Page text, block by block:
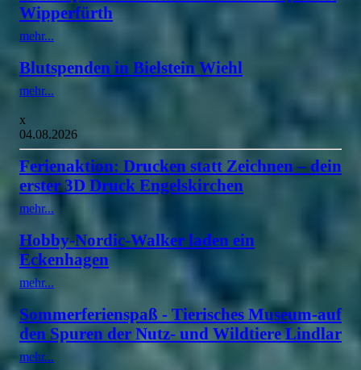
Wipperfürth
mehr...
Blutspenden in Bielstein Wiehl
mehr...
x
04.08.2026
Ferienaktion: Drucken statt Zeichnen – dein
erster 3D Druck Engelskirchen
mehr...
Hobby-Nordic-Walker laden ein
Eckenhagen
mehr...
Sommerferienspaß - Tierisches Museum-auf
den Spuren der Nutz- und Wildtiere Lindlar
mehr...